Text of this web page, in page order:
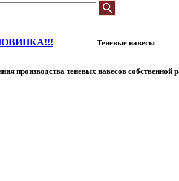
Теневые навесы
производства теневых навесов собственной